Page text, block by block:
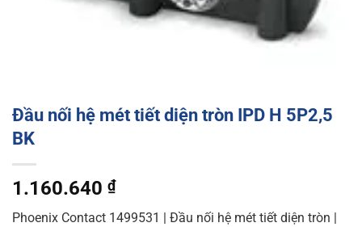
Đầu nối hệ mét tiết diện tròn IPD H 5P2,5
BK
1.160.640 ₫
Phoenix Contact 1499531 | Đầu nối hệ mét tiết diện tròn |